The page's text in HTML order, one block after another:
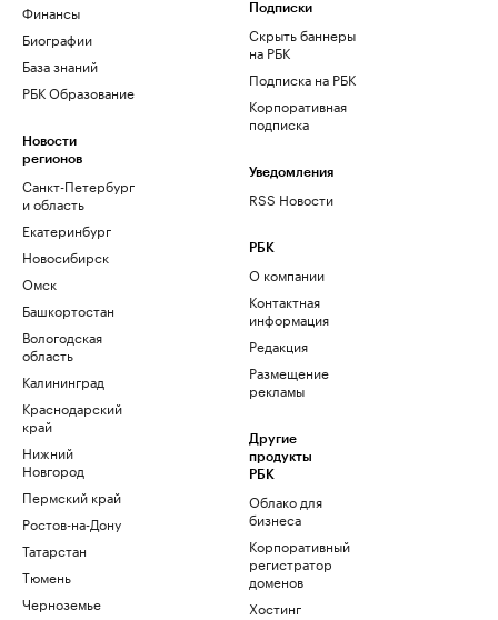
Финансы
Биографии
База знаний
РБК Образование
Новости
регионов
Санкт-Петербург
и область
Екатеринбург
Новосибирск
Омск
Башкортостан
Вологодская
область
Калининград
Краснодарский
край
Нижний
Новгород
Пермский край
Ростов-на-Дону
Татарстан
Тюмень
Черноземье
Подписки
Скрыть баннеры
на РБК
Подписка на РБК
Корпоративная
подписка
Уведомления
RSS Новости
РБК
О компании
Контактная
информация
Редакция
Размещение
рекламы
Другие
продукты
РБК
Облако для
бизнеса
Корпоративный
регистратор
доменов
Хостинг